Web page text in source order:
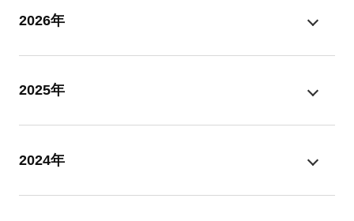
2026年
2025年
2024年